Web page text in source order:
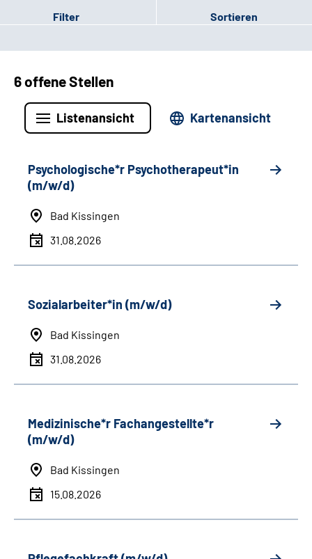
Filter Sortieren
6 offene Stellen
Listenansicht Kartenansicht
Psychologische*r Psychotherapeut*in
(m/w/d)
Bad Kissingen
31.08.2026
Sozialarbeiter*in (m/w/d)
Bad Kissingen
31.08.2026
Medizinische*r Fachangestellte*r
(m/w/d)
Bad Kissingen
15.08.2026